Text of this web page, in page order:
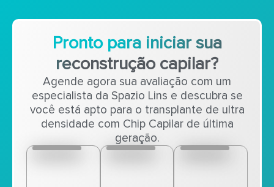
Pronto para iniciar sua
reconstrução capilar?
Agende agora sua avaliação com um
especialista da Spazio Lins e descubra se
você está apto para o transplante de ultra
densidade com Chip Capilar de última
geração.